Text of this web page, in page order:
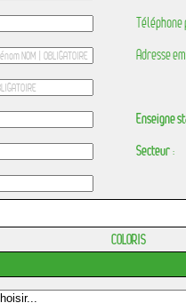
Adresse
Enseigne
Secteur:
COLORIS